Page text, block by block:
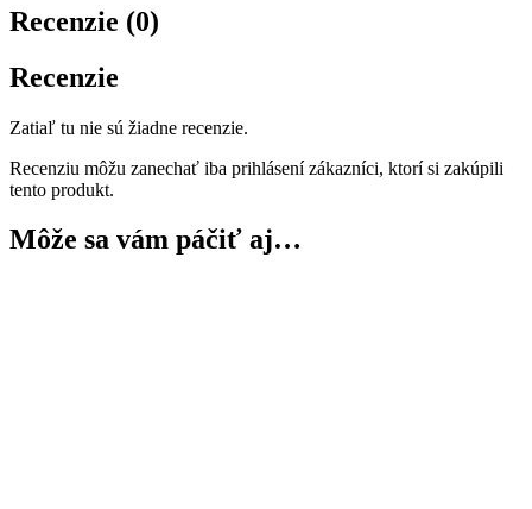
Recenzie (0)
Recenzie
Zatiaľ tu nie sú žiadne recenzie.
Recenziu môžu zanechať iba prihlásení zákazníci, ktorí si zakúpili
tento produkt.
Môže sa vám páčiť aj…